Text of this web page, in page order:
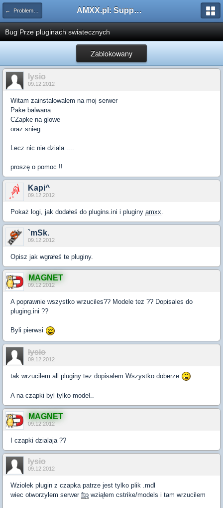
← Problemy z pluginami AMXX.pl: Support AMX Mod X i SourceMod
Bug Prze pluginach swiatecznych
Zablokowany
lysio
09.12.2012
Witam zainstalowalem na moj serwer
Pake balwana
CZapke na glowe
oraz snieg
Lecz nic nie dziala ....
proszę o pomoc !!
Kapi^
09.12.2012
Pokaż logi, jak dodałeś do plugins.ini i pluginy amxx.
`mSk.
09.12.2012
Opisz jak wgrałeś te pluginy.
MAGNET
09.12.2012
A poprawnie wszystko wrzuciles?? Modele tez ?? Dopisales do
pluging.ini ??
Byli pierwsi
lysio
09.12.2012
tak wrzucilem all pluginy tez dopisalem Wszystko doberze
A na czapki byl tylko model..
MAGNET
09.12.2012
I czapki dzialaja ??
lysio
09.12.2012
Wziolek plugin z czapka patrze jest tylko plik .mdl
wiec otworzylem serwer ftp wziąłem cstrike/models i tam wrzucilem